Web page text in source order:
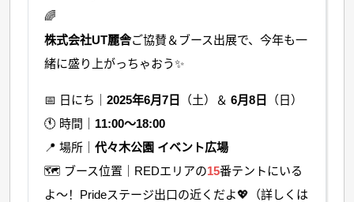
🌈
株式会社UT麗舎ご協賛＆ブース出展で、今年も一
緒に盛り上がっちゃおう✨
📅 日にち｜ 2025年6月7日 （土）＆ 6月8日
（日）
🕚 時間｜ 11:00〜18:00
📍 場所｜ 代々木公園 イベント広場
🗺 ブース位置｜REDエリアの15番テントにいる
よ〜！Prideステージ出口の近くだよ💖（詳しくは